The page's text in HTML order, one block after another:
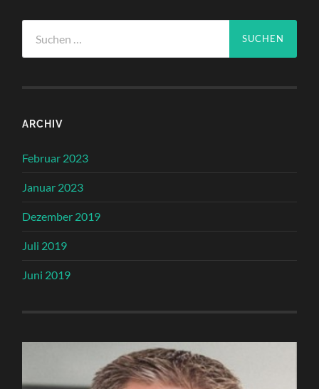
nach:
ARCHIV
Februar 2023
Januar 2023
Dezember 2019
Juli 2019
Juni 2019